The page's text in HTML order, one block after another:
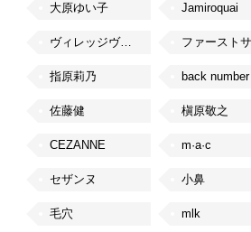
大原ゆい子 Jamiroquai
ヴィレッジヴァンガード
指原莉乃 back number
佐藤健 槇原敬之
CEZANNE m·a·c
セザンヌ 小鼻
毛穴 mlk